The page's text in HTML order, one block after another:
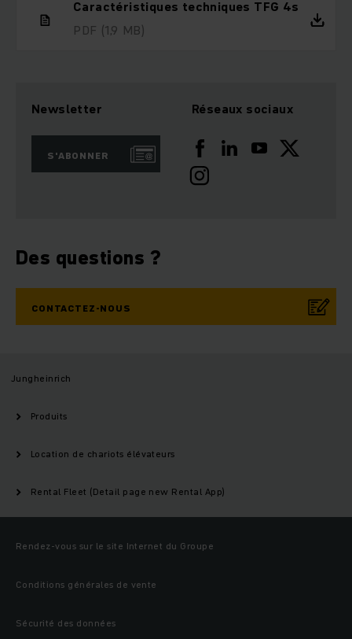
Caractéristiques techniques TFG 4s
PDF (1,9 MB)
Newsletter
S'ABONNER
Réseaux sociaux
Des questions ?
CONTACTEZ-NOUS
Jungheinrich
Produits
Location de chariots élévateurs
Rental Fleet (Detail page new Rental App)
Rendez-vous sur le site Internet du Groupe
Conditions générales de vente
Sécurité des données